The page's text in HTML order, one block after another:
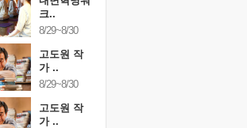
크..
8/29~8/30
고도원 작
가 ..
8/29~8/30
고도원 작
가 ..